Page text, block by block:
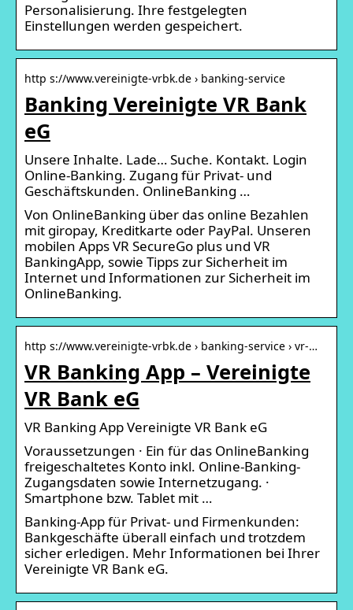
Personalisierung. Ihre festgelegten
Einstellungen werden gespeichert.
http s://www.vereinigte-vrbk.de › banking-service
Banking Vereinigte VR Bank
eG
Unsere Inhalte. Lade… Suche. Kontakt. Login
Online-Banking. Zugang für Privat- und
Geschäftskunden. OnlineBanking …
Von OnlineBanking über das online Bezahlen
mit giropay, Kreditkarte oder PayPal. Unseren
mobilen Apps VR SecureGo plus und VR
BankingApp, sowie Tipps zur Sicherheit im
Internet und Informationen zur Sicherheit im
OnlineBanking.
http s://www.vereinigte-vrbk.de › banking-service › vr-…
VR Banking App – Vereinigte
VR Bank eG
VR Banking App Vereinigte VR Bank eG
Voraussetzungen · Ein für das OnlineBanking
freigeschaltetes Konto inkl. Online-Banking-
Zugangsdaten sowie Internetzugang. ·
Smartphone bzw. Tablet mit …
Banking-App für Privat- und Firmenkunden:
Bankgeschäfte überall einfach und trotzdem
sicher erledigen. Mehr Informationen bei Ihrer
Vereinigte VR Bank eG.